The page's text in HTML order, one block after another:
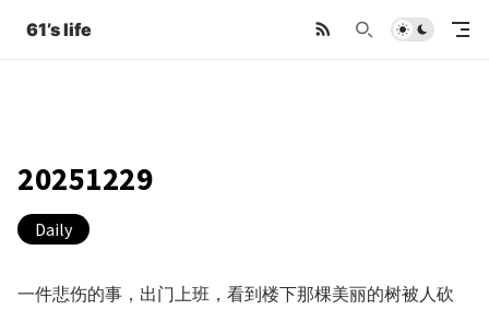
61’s life
20251229
Daily
一件悲伤的事，出门上班，看到楼下那棵美丽的树被人砍